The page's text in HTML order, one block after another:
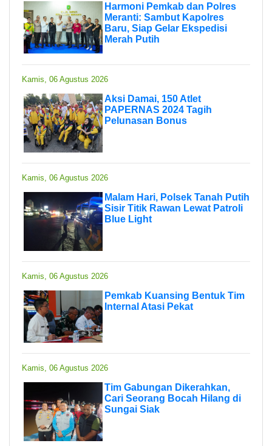
Harmoni Pemkab dan Polres
Meranti: Sambut Kapolres
Baru, Siap Gelar Ekspedisi
Merah Putih
Kamis, 06 Agustus 2026
Aksi Damai, 150 Atlet
PAPERNAS 2024 Tagih
Pelunasan Bonus
Kamis, 06 Agustus 2026
Malam Hari, Polsek Tanah Putih
Sisir Titik Rawan Lewat Patroli
Blue Light
Kamis, 06 Agustus 2026
Pemkab Kuansing Bentuk Tim
Internal Atasi Pekat
Kamis, 06 Agustus 2026
Tim Gabungan Dikerahkan,
Cari Seorang Bocah Hilang di
Sungai Siak